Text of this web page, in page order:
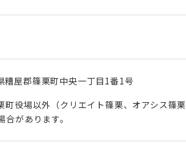
屋郡篠栗町中央一丁目1番1号
町役場以外（クリエイト篠栗、オアシス篠栗
があります。